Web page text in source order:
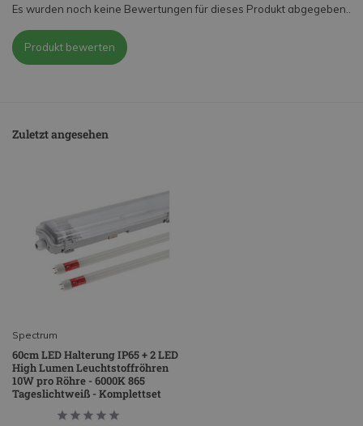
Es wurden noch keine Bewertungen für dieses Produkt abgegeben..
Produkt bewerten
Zuletzt angesehen
Spectrum
60cm LED Halterung IP65 + 2 LED
High Lumen Leuchtstoffröhren
10W pro Röhre - 6000K 865
Tageslichtweiß - Komplettset